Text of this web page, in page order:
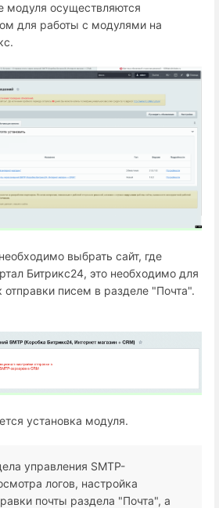
модуля осуществляются
для работы с модулями на
выбрать сайт, где
Битрикс24, это необходимо для
отправки писем в разделе "Почта".
установка модуля.
управления SMTP-
логов, настройка
почты раздела "Почта", а